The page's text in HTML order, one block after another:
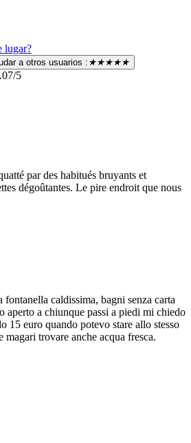
lugar?
a otros usuarios : ★★★★★
5
par des habitués bruyants et
dégoûtantes. Le pire endroit que nous
caldissima, bagni senza carta
aperto a chiunque passi a piedi mi chiedo
15 euro quando potevo stare allo stesso
magari trovare anche acqua fresca.